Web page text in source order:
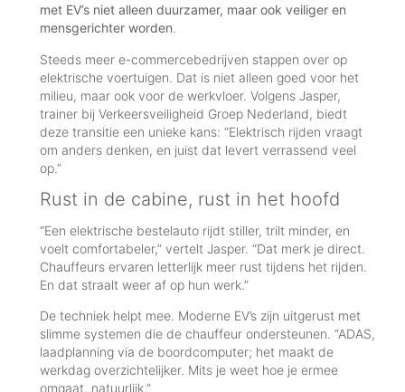
met EV’s niet alleen duurzamer, maar ook veiliger en
mensgerichter worden.
Steeds meer e-commercebedrijven stappen over op
elektrische voertuigen. Dat is niet alleen goed voor het
milieu, maar ook voor de werkvloer. Volgens Jasper,
trainer bij Verkeersveiligheid Groep Nederland, biedt
deze transitie een unieke kans: “Elektrisch rijden vraagt
om anders denken, en juist dat levert verrassend veel
op.”
Rust in de cabine, rust in het hoofd
“Een elektrische bestelauto rijdt stiller, trilt minder, en
voelt comfortabeler,” vertelt Jasper. “Dat merk je direct.
Chauffeurs ervaren letterlijk meer rust tijdens het rijden.
En dat straalt weer af op hun werk.”
De techniek helpt mee. Moderne EV’s zijn uitgerust met
slimme systemen die de chauffeur ondersteunen. “ADAS,
laadplanning via de boordcomputer; het maakt de
werkdag overzichtelijker. Mits je weet hoe je ermee
omgaat, natuurlijk.”